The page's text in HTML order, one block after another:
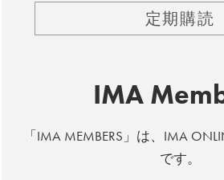
定期購読
IMA
「IMA MEMBERS」は、IMA
です。